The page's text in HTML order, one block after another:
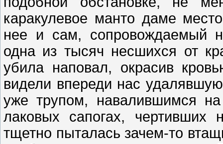
каракулевое манто даме
нее и сам, сопровождаемый
одна из тысяч несшихся от
убила наповал, окрасив
видели впереди нас
уже трупом, навалившимся
лаковых сапогах,
тщетно пыталась зачем-то